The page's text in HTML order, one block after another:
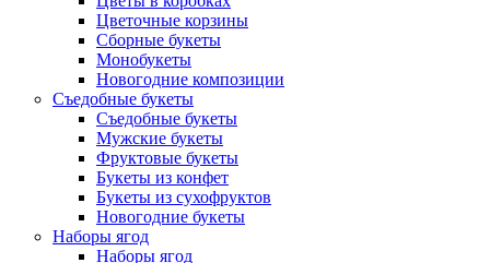
Цветочные корзины
Сборные букеты
Монобукеты
Новогодние композиции
Съедобные букеты
Съедобные букеты
Мужские букеты
Фруктовые букеты
Букеты из конфет
Букеты из сухофруктов
Новогодние букеты
Наборы ягод
Наборы ягод